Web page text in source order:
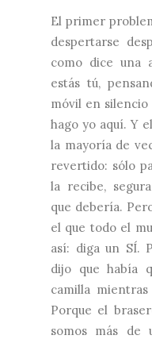
El primer
despertarse
como dice una
estás tú,
móvil en
hago yo aquí. Y
la mayoría de
revertido: sólo
la recibe,
que debería.
el que todo el
así: diga un SÍ.
dijo que había
camilla
Porque el
somos más de